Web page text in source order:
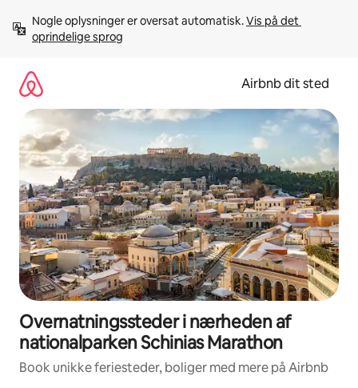
videre
Nogle oplysninger er oversat automatisk. Vis på det
oprindelige sprog
Airbnb dit sted
Overnatningssteder i nærheden af
nationalparken Schinias Marathon
Book unikke feriesteder, boliger med mere på Airbnb